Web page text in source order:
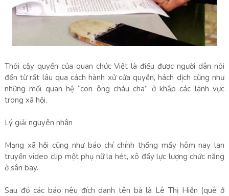
Thói cậy quyền của quan chức Việt là điều được người dân nói
đến từ rất lâu qua cách hành xử cửa quyền, hách dịch cũng như
những mối quan hệ “con ông cháu cha” ở khắp các lãnh vực
trong xã hội.
Lý giải nguyên nhân
Mạng xã hội cũng như báo chí chính thống mấy hôm nay lan
truyền video clip một phụ nữ la hét, xô đẩy lực lượng chức năng
ở sân bay.
Sau đó các báo nêu đích danh tên bà là Lê Thị Hiền (quê ở